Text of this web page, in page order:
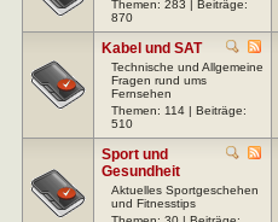
Themen: 283 | Beiträge:
870
Kabel und SAT
Technische und Allgemeine
Fragen rund ums
Fernsehen
Themen: 114 | Beiträge:
510
Sport und
Gesundheit
Aktuelles Sportgeschehen
und Fitnesstips